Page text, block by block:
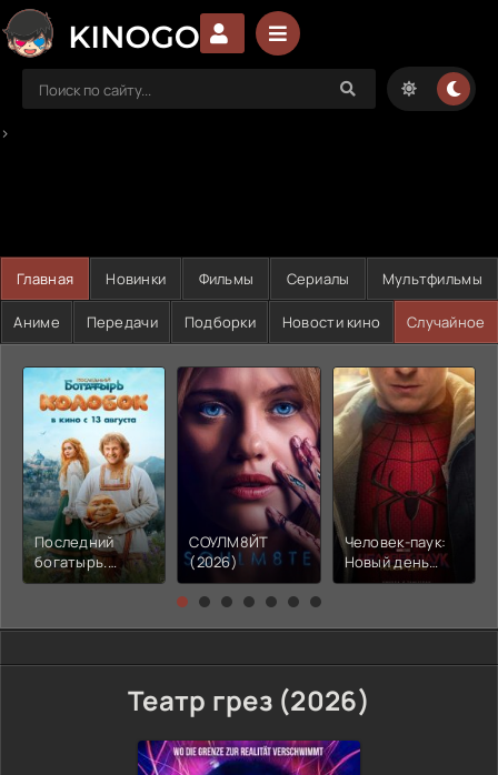
>
Главная Новинки Фильмы Сериалы Мультфильмы
Аниме Передачи Подборки Новости кино Случайное
Последний
богатырь.
Колобок (2026)
СОУЛМ8ЙТ
(2026)
Человек-паук:
Новый день
(2026)
Театр грез (2026)